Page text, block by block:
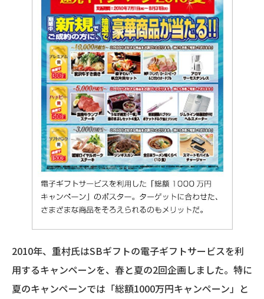
2010年、重村氏はSBギフトの電子ギフトサービスを利
用するキャンペーンを、春と夏の2回企画しました。特に
夏のキャンペーンでは「総額1000万円キャンペーン」と